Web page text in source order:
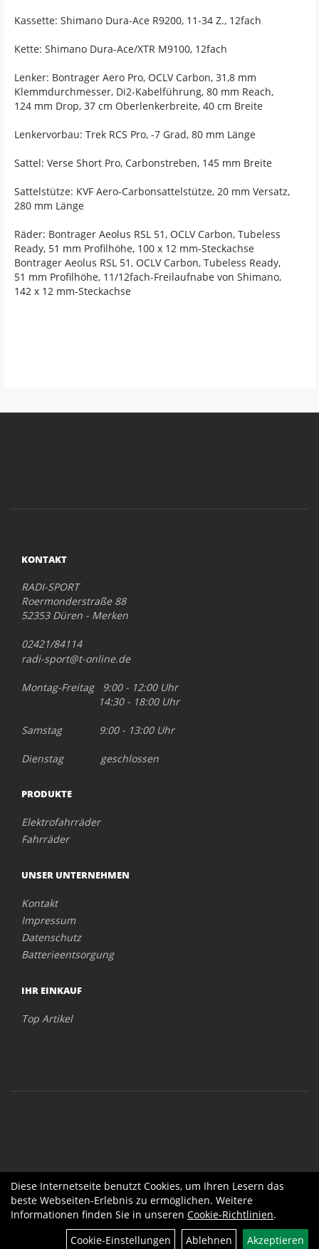
Kassette: Shimano Dura-Ace R9200, 11-34 Z., 12fach
Kette: Shimano Dura-Ace/XTR M9100, 12fach
Lenker: Bontrager Aero Pro, OCLV Carbon, 31,8 mm
Klemmdurchmesser, Di2-Kabelführung, 80 mm Reach,
124 mm Drop, 37 cm Oberlenkerbreite, 40 cm Breite
Lenkervorbau: Trek RCS Pro, -7 Grad, 80 mm Länge
Sattel: Verse Short Pro, Carbonstreben, 145 mm Breite
Sattelstütze: KVF Aero-Carbonsattelstütze, 20 mm Versatz,
280 mm Länge
Räder: Bontrager Aeolus RSL 51, OCLV Carbon, Tubeless
Ready, 51 mm Profilhöhe, 100 x 12 mm-Steckachse
Bontrager Aeolus RSL 51, OCLV Carbon, Tubeless Ready,
51 mm Profilhöhe, 11/12fach-Freilaufnabe von Shimano,
142 x 12 mm-Steckachse
KONTAKT
RADI-SPORT
Roermonderstraße 88
52353 Düren - Merken
02421/84114
radi-sport@t-online.de
Montag-Freitag 9:00 - 12:00 Uhr
14:30 - 18:00 Uhr
Samstag 9:00 - 13:00 Uhr
Dienstag geschlossen
PRODUKTE
Elektrofahrräder
Fahrräder
UNSER UNTERNEHMEN
Kontakt
Impressum
Datenschutz
Batterieentsorgung
IHR EINKAUF
Top Artikel
Diese Internetseite benutzt Cookies, um Ihren Lesern das
beste Webseiten-Erlebnis zu ermöglichen. Weitere
Informationen finden Sie in unseren Cookie-Richtlinien.
Cookie-Einstellungen
Ablehnen Akzeptieren